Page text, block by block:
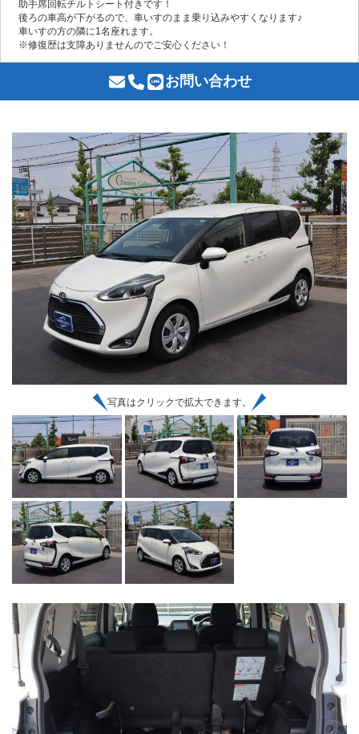
助手席回転チルトシート付きです！
後ろの車高が下がるので、車いすのまま乗り込みやすくなります♪
車いすの方の隣に1名座れます。
※修復歴は支障ありませんのでご安心ください！
お問い合わせ
写真はクリックで拡大できます。